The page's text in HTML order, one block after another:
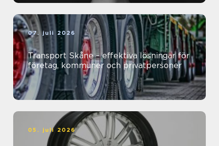
07. juli 2026
Transport Skåne – effektiva lösningar för
företag, kommuner och privatpersoner
05. juli 2026